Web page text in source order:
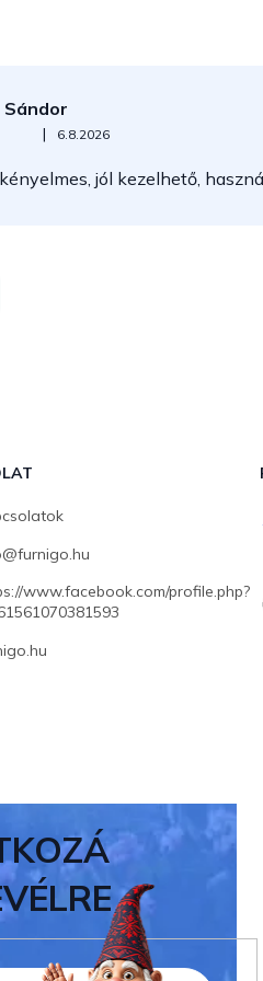
értékelése 5-ből 5 csillag.
| 6.8.2026
jól kezelhető,
@furnigo.hu
www.facebook.com/profile.php?